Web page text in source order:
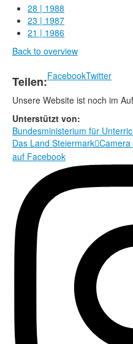
Mediadaten
Bibliothek
Camera Austria Preis
Fotoarchiv Pierre Bourdieu
Rechtliche Informationen
28 | 1988
23 | 1987
21 | 1986
Back to overview
Teilen:FacebookTwitter
Unsere Website ist noch im
Unterstützt von:
Bundesministerium für
Das Land SteiermarkCamera
auf Facebook